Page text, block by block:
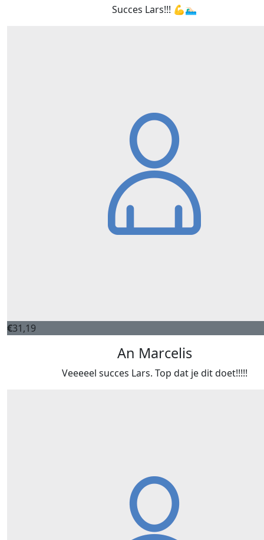
Succes Lars!!! 💪🏊🏻‍♂️
€31,19
An Marcelis
Veeeeel succes Lars. Top dat je dit doet!!!!!